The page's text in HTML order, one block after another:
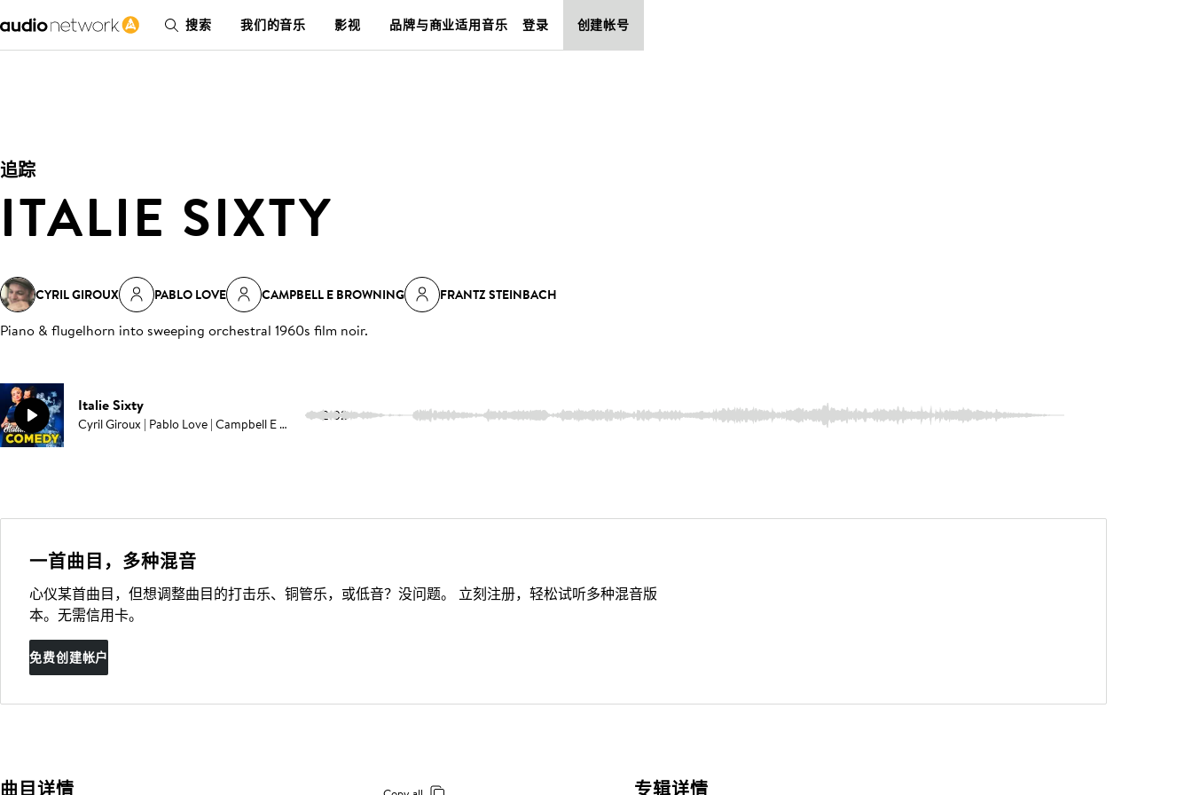
搜索 我们的音乐 影视 品牌与商业适用音乐 登录 创建帐号
追踪
ITALIE SIXTY
CYRIL GIROUX PABLO LOVE CAMPBELL E BROWNING FRANTZ STEINBACH
Piano & flugelhorn into sweeping orchestral 1960s film noir.
Italie Sixty
Cyril Giroux | Pablo Love | Campbell E Browning | Frantz Steinbach 2:02
一首曲目，多种混音
心仪某首曲目，但想调整曲目的打击乐、铜管乐，或低音？没问题。 立刻注册，轻松试听多种混音版
本。无需信用卡。
免费创建帐户
曲目详情 专辑详情